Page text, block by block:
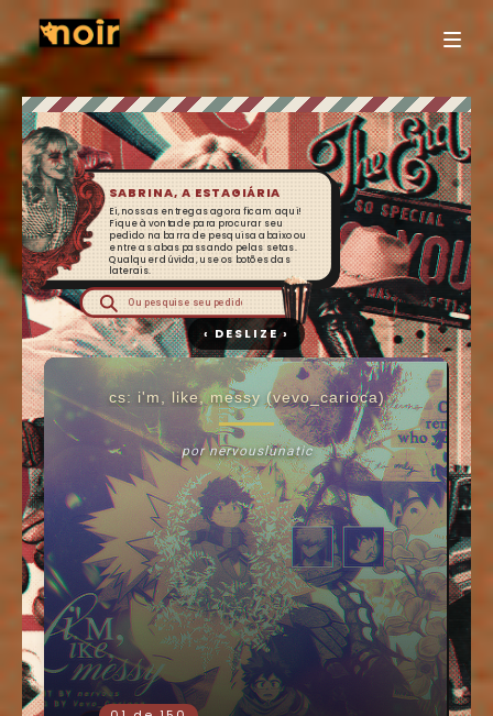
SABRINA, A ESTAGIÁRIA
Ei, nossas entregas agora ficam aqui!
Fique à vontade para procurar seu
pedido na barra de pesquisa abaixo ou
entre as abas passando pelas setas.
Qualquer dúvida, use os botões das
laterais.
cs: i'm, like, messy (vevo_carioca)
por nervouslunatic